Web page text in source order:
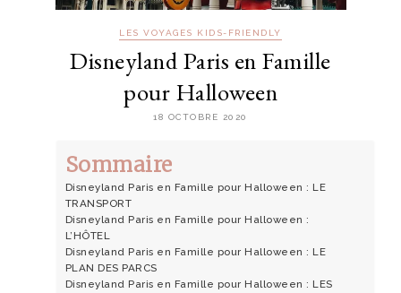
LES VOYAGES KIDS-FRIENDLY
Disneyland Paris en Famille
pour Halloween
18 OCTOBRE 2020
Sommaire
Disneyland Paris en Famille pour Halloween : LE
TRANSPORT
Disneyland Paris en Famille pour Halloween :
L’HÔTEL
Disneyland Paris en Famille pour Halloween : LE
PLAN DES PARCS
Disneyland Paris en Famille pour Halloween : LES